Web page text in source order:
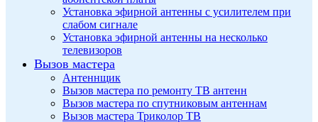
Установка эфирной антенны с усилителем при
слабом сигнале
Установка эфирной антенны на несколько
телевизоров
Вызов мастера
Антеннщик
Вызов мастера по ремонту ТВ антенн
Вызов мастера по спутниковым антеннам
Вызов мастера Триколор ТВ